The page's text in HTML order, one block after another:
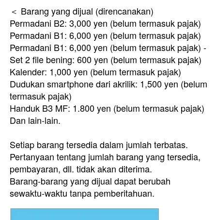
＜ Barang yang dijual (direncanakan)
Permadani B2: 3,000 yen (belum termasuk pajak)
Permadani B1: 6,000 yen (belum termasuk pajak)
Permadani B1: 6,000 yen (belum termasuk pajak) -
Set 2 file bening: 600 yen (belum termasuk pajak)
Kalender: 1,000 yen (belum termasuk pajak)
Dudukan smartphone dari akrilik: 1,500 yen (belum
termasuk pajak)
Handuk B3 MF: 1.800 yen (belum termasuk pajak)
Dan lain-lain.
Setiap barang tersedia dalam jumlah terbatas.
Pertanyaan tentang jumlah barang yang tersedia,
pembayaran, dll. tidak akan diterima.
Barang-barang yang dijual dapat berubah
sewaktu-waktu tanpa pemberitahuan.